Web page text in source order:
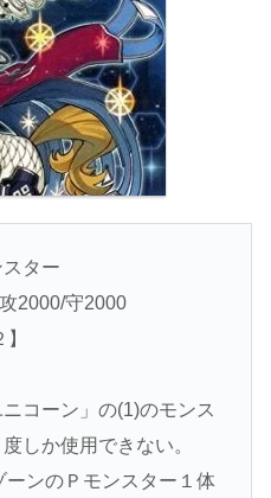
ター
2000/守2000
コーン」の(1)のモンス
しか使用できない。
ンのＰモンスター１体